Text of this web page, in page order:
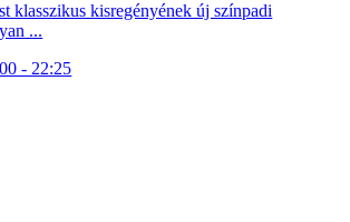
klasszikus kisregényének új színpadi
...
- 22:25